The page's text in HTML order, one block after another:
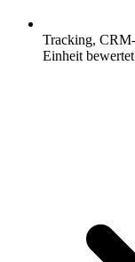
Tracking,
Einheit